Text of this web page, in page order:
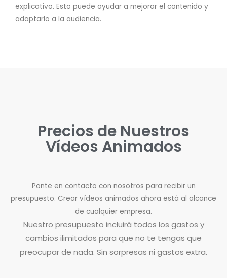
explicativo. Esto puede ayudar a mejorar el contenido y
adaptarlo a la audiencia.
Precios de Nuestros
Vídeos Animados
Ponte en contacto con nosotros para recibir un
presupuesto. Crear vídeos animados ahora está al alcance
de cualquier empresa.
Nuestro presupuesto incluirá todos los gastos y
cambios ilimitados para que no te tengas que
preocupar de nada. Sin sorpresas ni gastos extra.